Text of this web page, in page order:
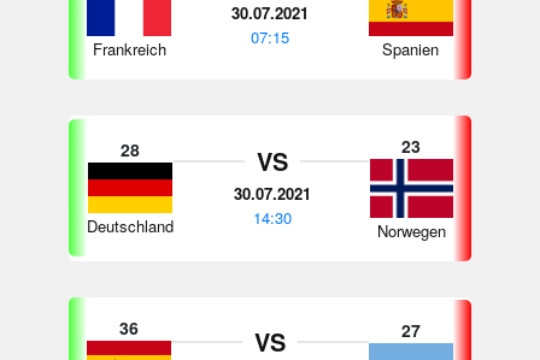
Frankreich
30.07.2021
07:15
Spanien
28
Deutschland
VS
30.07.2021
14:30
23
Norwegen
36 VS 27